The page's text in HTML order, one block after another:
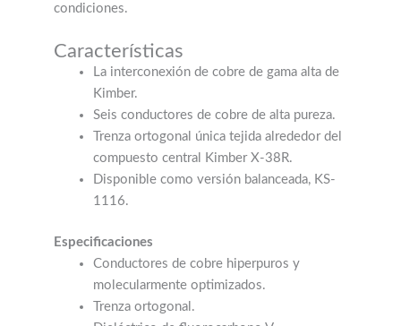
condiciones.
Características
La interconexión de cobre de gama alta de
Kimber.
Seis conductores de cobre de alta pureza.
Trenza ortogonal única tejida alrededor del
compuesto central Kimber X-38R.
Disponible como versión balanceada, KS-
1116.
Especificaciones
Conductores de cobre hiperpuros y
molecularmente optimizados.
Trenza ortogonal.